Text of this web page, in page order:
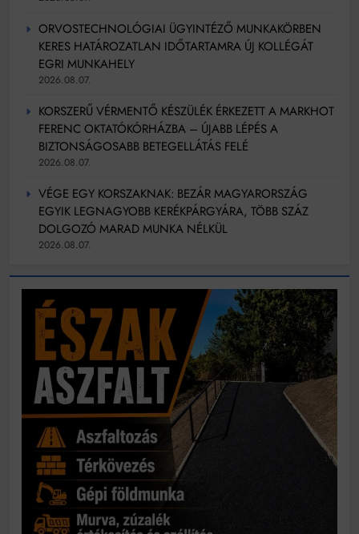
ORVOSTECHNOLÓGIAI ÜGYINTÉZŐ MUNKAKÖRBEN
KERES HATÁROZATLAN IDŐTARTAMRA ÚJ KOLLÉGÁT
EGRI MUNKAHELY
2026.08.07.
KORSZERŰ VÉRMENTŐ KÉSZÜLÉK ÉRKEZETT A MARKHOT
FERENC OKTATÓKÓRHÁZBA – ÚJABB LÉPÉS A
BIZTONSÁGOSABB BETEGELLÁTÁS FELÉ
2026.08.07.
VÉGE EGY KORSZAKNAK: BEZÁR MAGYARORSZÁG
EGYIK LEGNAGYOBB KERÉKPÁRGYÁRA, TÖBB SZÁZ
DOLGOZÓ MARAD MUNKA NÉLKÜL
2026.08.07.